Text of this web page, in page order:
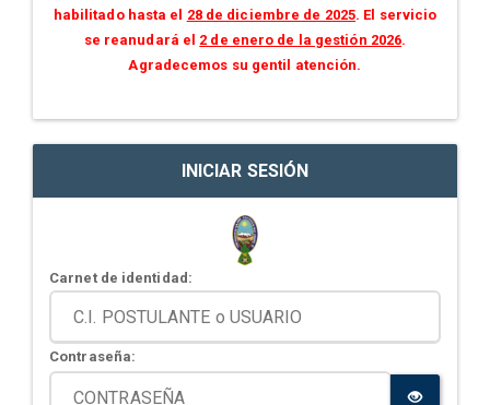
habilitado hasta el 28 de diciembre de 2025. El servicio
se reanudará el 2 de enero de la gestión 2026.
Agradecemos su gentil atención.
INICIAR SESIÓN
Carnet de identidad:
Contraseña: